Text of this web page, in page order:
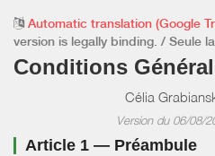
Automatic translation (Google
version is legally binding. / Seule
Conditions
Célia
Version du 06/08/
Article 1 — Préambule